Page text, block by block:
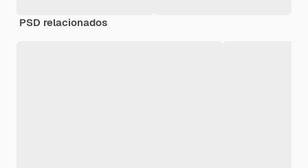
PSD relacionados